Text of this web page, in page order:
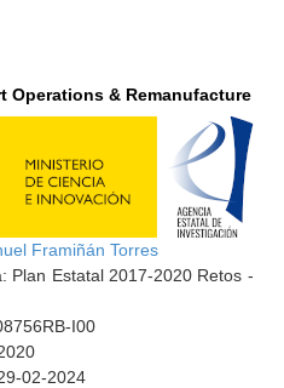
Operations & Remanufacture
Framiñán Torres
Plan Estatal 2017-2020 Retos -
I00
02-2024